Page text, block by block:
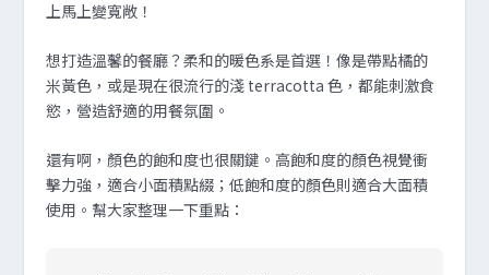
上馬上變寬敞！
想打造溫馨的餐廳？柔和的暖色系是首選！像是帶點橘的
米黃色，或是現在很流行的淺 terracotta 色，都能刺激食
慾，營造舒適的用餐氛圍。
還有啊，顏色的飽和度也很關鍵。高飽和度的顏色視覺衝
擊力強，適合小面積點綴；低飽和度的顏色則適合大面積
使用。幫大家整理一下重點：